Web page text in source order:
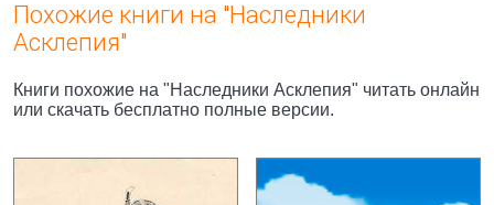
Похожие книги на "Наследники
Асклепия"
Книги похожие на "Наследники Асклепия" читать онлайн
или скачать бесплатно полные версии.